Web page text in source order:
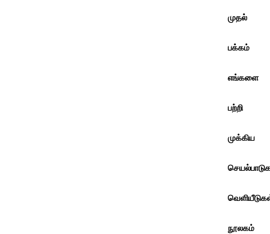
முதல்
பக்கம்
எங்களை
பற்றி
முக்கிய
நூலகம்